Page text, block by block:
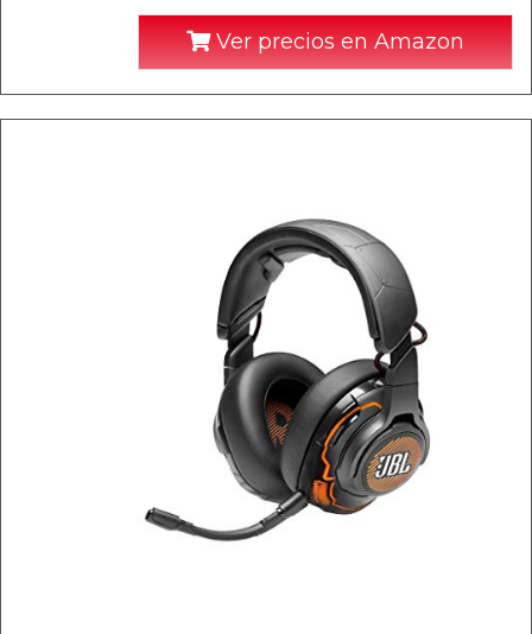
Ver precios en Amazon